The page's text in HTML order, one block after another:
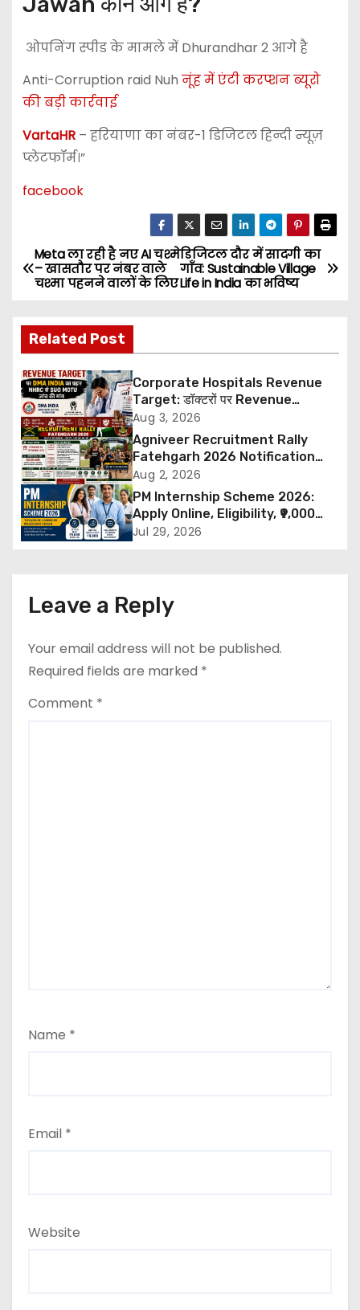
ओपनिंग स्पीड के मामले में Dhurandhar 2 आगे है
Anti-Corruption raid Nuh नूंह में एंटी करप्शन ब्यूरो
की बड़ी कार्रवाई
VartaHR – हरियाणा का नंबर-1 डिजिटल हिन्दी न्यूज़
प्लेटफॉर्म।”
facebook
P
s
t
n
a
v
i
g
t
o
n
डिजिटल दौर में सादगी का
गाँव: Sustainable Village
Life in India का भविष्य
Meta ला रही है नए AI चश्मे
– खासतौर पर नंबर वाले
चश्मा पहनने वालों के लिए
Related Post
Corporate Hospitals Revenue
Target: डॉक्टरों पर Revenue
Targets थोपने के खिलाफ DMA India
का बड़ा कदम, NHRC से Suo Motu जांच
की मांग
Aug 3, 2026
Agniveer Recruitment Rally
Fatehgarh 2026 Notification
Out – Rajput Regimental Centre
Rally Schedule, Eligibility,
Documents & Selection Process
Aug 2, 2026
PM Internship Scheme 2026:
Apply Online, Eligibility, ₹9,000
Stipend, Benefits, Selection
Jul 29, 2026
Leave a Reply
Your email address will not be published.
Required fields are marked *
Comment *
Name *
Email *
Website